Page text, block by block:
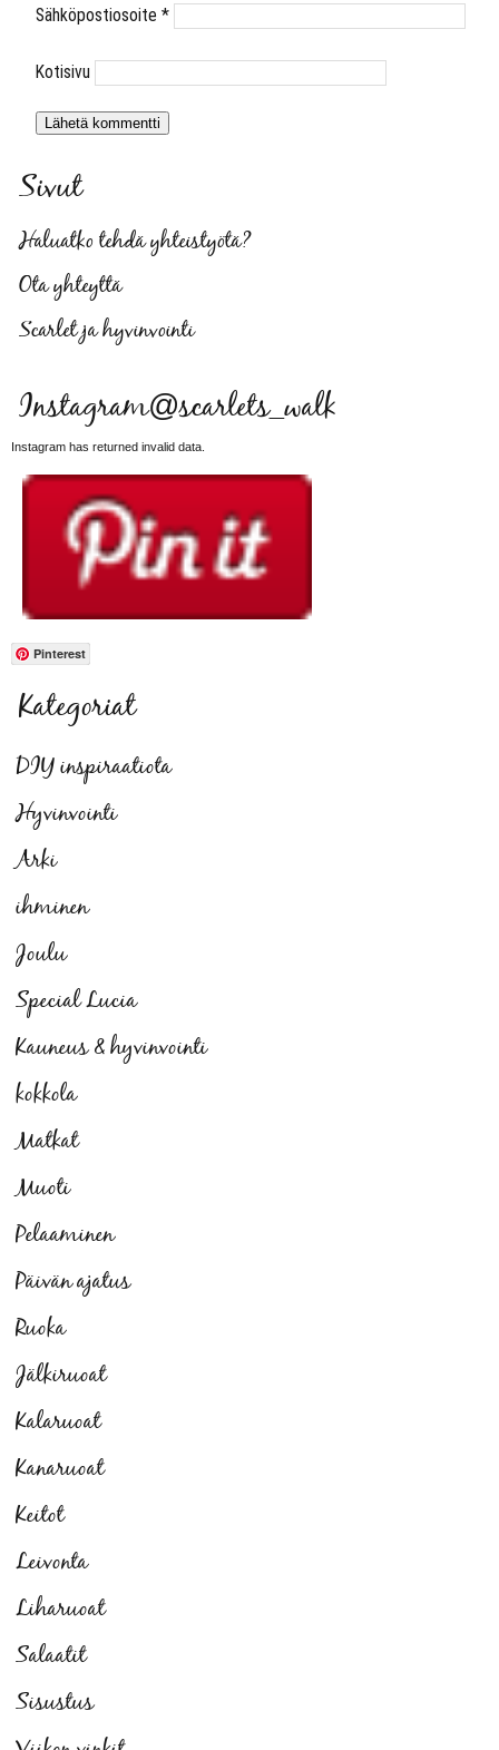
Sähköpostiosoite *
Kotisivu
Sivut
Haluatko tehdä yhteistyötä?
Ota yhteyttä
Scarlet ja hyvinvointi
Instagram@scarlets_walk
Instagram has returned invalid data.
Pinterest
Kategoriat
DIY inspiraatiota
Hyvinvointi
Arki
ihminen
Joulu
Special Lucia
Kauneus & hyvinvointi
kokkola
Matkat
Muoti
Pelaaminen
Päivän ajatus
Ruoka
Jälkiruoat
Kalaruoat
Kanaruoat
Keitot
Leivonta
Liharuoat
Salaatit
Sisustus